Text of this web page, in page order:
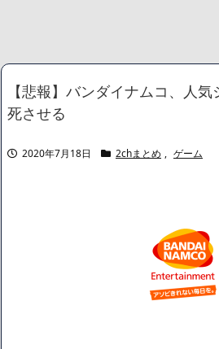
水が市街地を直撃、工場浸水・車両が次
記者「中革連は食料品消費税ゼロを
猛氏「それは財源確保という条件付き」
【悲報】 コロナワクチン打たなかった
いそう…会社滅茶苦茶やろなぁ」→
NEW!
【画像】このボケて、破壊力ありす
【画像】彼女「ねー、今日のデートこ
広末涼子さん、正気に戻ってしまい
【配信者】「金バエ」のSNS更新が1
【悲報】バンダイナムコ、人
死させる
2020年7月18日 2chまとめ , ゲーム